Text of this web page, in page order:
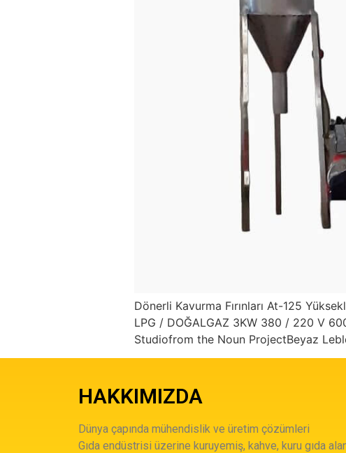
Dönerli Kavurma Fırınları At-125
LPG / DOĞALGAZ 3KW 380 / 220 V
Studiofrom the Noun ProjectBeyaz
HAKKIMIZDA
Dünya çapında mühendislik ve üretim çözümleri
Gıda endüstrisi üzerine kuruyemiş, kahve, kuru gıda